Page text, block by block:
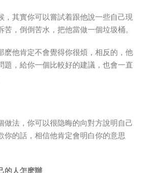
，其實你可以嘗試着跟他說一些自己現
，倒倒苦水，把他當做一個垃圾桶。
麽他肯定不會覺得你很煩，相反的，他
題，給你一個比較好的建議，也會一直
做法，你可以很隐晦的向對方說明自己
你的話，相信他肯定會明白你的意思
的人怎麽辦